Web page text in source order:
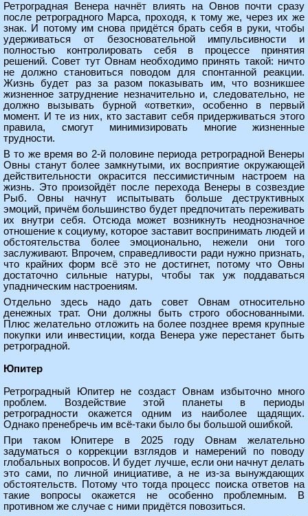
Ретроградная Венера начнёт влиять на Овнов почти сразу
после ретроградного Марса, проходя, к тому же, через их же
знак. И потому им снова придётся брать себя в руки, чтобы
удерживаться от безосновательной импульсивности и
полностью контролировать себя в процессе принятия
решений. Совет тут Овнам необходимо принять такой: ничто
не должно становиться поводом для спонтанной реакции.
Жизнь будет раз за разом показывать им, что возникшее
жизненное затруднение незначительно и, следовательно, не
должно вызывать бурной «ответки», особенно в первый
момент. И те из них, кто заставит себя придерживаться этого
правила, смогут минимизировать многие жизненные
трудности.
В то же время во 2-й половине периода ретроградной Венеры
Овны станут более замкнутыми, их восприятие окружающей
действительности окрасится пессимистичным настроем на
жизнь. Это произойдёт после перехода Венеры в созвездие
Рыб. Овны начнут испытывать больше деструктивных
эмоций, причём большинство будет предпочитать переживать
их внутри себя. Отсюда может возникнуть неоднозначное
отношение к социуму, которое заставит воспринимать людей и
обстоятельства более эмоционально, нежели они того
заслуживают. Впрочем, справедливости ради нужно признать,
что крайних форм всё это не достигнет, потому что Овны
достаточно сильные натуры, чтобы так уж поддаваться
упадническим настроениям.
Отдельно здесь надо дать совет Овнам относительно
денежных трат. Они должны быть строго обоснованными.
Плюс желательно отложить на более позднее время крупные
покупки или инвестиции, когда Венера уже перестанет быть
ретроградной.
Юпитер
Ретроградный Юпитер не создаст Овнам избыточно много
проблем. Воздействие этой планеты в периоды
ретроградности окажется одним из наиболее щадящих.
Однако пренебречь им всё-таки было бы большой ошибкой.
При таком Юпитере в 2025 году Овнам желательно
задуматься о коррекции взглядов и намерений по поводу
глобальных вопросов. И будет лучше, если они начнут делать
это сами, по личной инициативе, а не из-за вынуждающих
обстоятельств. Потому что тогда процесс поиска ответов на
такие вопросы окажется не особенно проблемным. В
противном же случае с ними придётся повозиться.